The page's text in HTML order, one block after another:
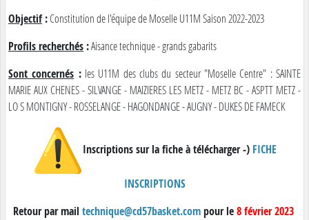
Objectif:Constitution de l'équipe de Moselle U11M Saison 2022-2023
Profils recherchés :Aisance technique - grands gabarits
Sont concernés :les U11M des clubs du secteur "Moselle Centre" : SAINTE
MARIE AUX CHENES - SILVANGE - MAIZIERES LES METZ - METZ BC - ASPTT METZ -
LO S MONTIGNY - ROSSELANGE - HAGONDANGE - AUGNY - DUKES DE FAMECK
Inscriptions sur la fiche à télécharger -) FICHE
INSCRIPTIONS
Retour par mail technique@cd57basket.compour le8 février 2023